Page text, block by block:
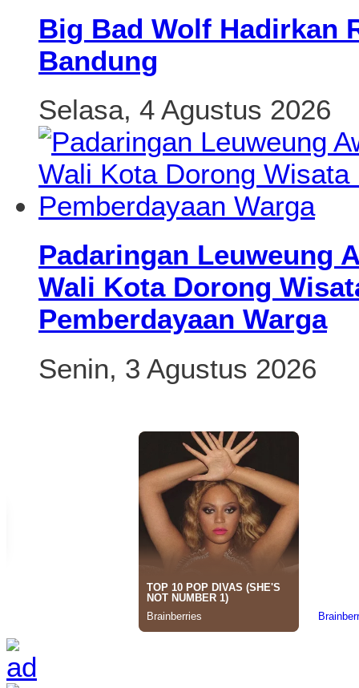
Big Bad Wolf Hadirkan
Bandung
Selasa, 4 Agustus 2026
Padaringan Leuweung
Wali Kota Dorong
Pemberdayaan Warga
Senin, 3 Agustus 2026